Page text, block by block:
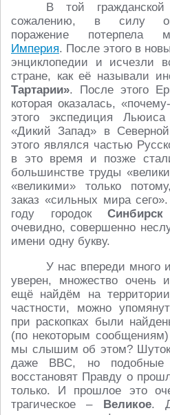
В той
сожалению, в силу
поражение потерпела
Империя. После этого в
энциклопедии и исчезли
стране, как её называли
Тартарии». После этого
которая оказалась,
этого экспедиция
«Дикий Запад» в
этого являлся частью
в это время и позже
большинстве труды
«великими» только
заказ «сильных мира
году городок Синбирск
очевидно, совершенно
имени одну букву.
У нас впереди много
уверен, множество очень
ещё найдём на
частности, можно
при раскопках были
(по некоторым
мы слышим об этом?
даже BBC, но подобные
восстановят Правду о
только. И прошлое это
трагическое – Великое.